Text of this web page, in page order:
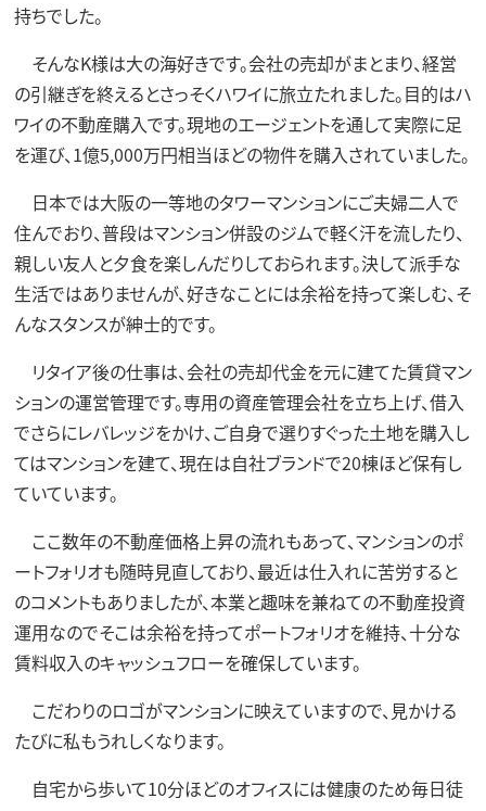
持ちでした。
そんなK様は大の海好きです。会社の売却がまとまり、経営
の引継ぎを終えるとさっそくハワイに旅立たれました。目的はハ
ワイの不動産購入です。現地のエージェントを通して実際に足
を運び、1億5,000万円相当ほどの物件を購入されていました。
日本では大阪の一等地のタワーマンションにご夫婦二人で
住んでおり、普段はマンション併設のジムで軽く汗を流したり、
親しい友人と夕食を楽しんだりしておられます。決して派手な
生活ではありませんが、好きなことには余裕を持って楽しむ、そ
んなスタンスが紳士的です。
リタイア後の仕事は、会社の売却代金を元に建てた賃貸マン
ションの運営管理です。専用の資産管理会社を立ち上げ、借入
でさらにレバレッジをかけ、ご自身で選りすぐった土地を購入し
てはマンションを建て、現在は自社ブランドで20棟ほど保有し
ていています。
ここ数年の不動産価格上昇の流れもあって、マンションのポ
ートフォリオも随時見直しており、最近は仕入れに苦労すると
のコメントもありましたが、本業と趣味を兼ねての不動産投資
運用なのでそこは余裕を持ってポートフォリオを維持、十分な
賃料収入のキャッシュフローを確保しています。
こだわりのロゴがマンションに映えていますので、見かける
たびに私もうれしくなります。
自宅から歩いて10分ほどのオフィスには健康のため毎日徒